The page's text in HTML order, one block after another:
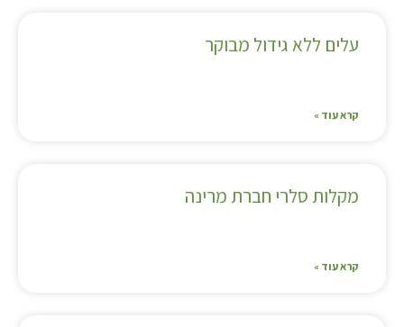
עלים ללא גידול מבוקר
קרא עוד »
מקלות סלרי חברת מרינה
קרא עוד »